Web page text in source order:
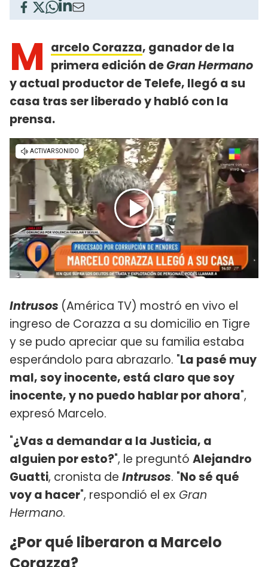
M arcelo Corazza, ganador de la
primera edición deGran Hermano
y actual productor de Telefe, llegó a su
casa tras ser liberado y habló con la
prensa.
Intrusos (América TV) mostró en vivo el
ingreso de Corazza a su domicilio en Tigre
y se pudo apreciar que su familia estaba
esperándolo para abrazarlo. "La pasé muy
mal, soy inocente, está claro que soy
inocente, y no puedo hablar por ahora",
expresó Marcelo.
"¿Vas a demandar a la Justicia, a
alguien por esto?", le preguntó Alejandro
Guatti, cronista de Intrusos. "No sé qué
voy a hacer", respondió el ex Gran
Hermano.
¿Por qué liberaron a Marcelo
Corazza?